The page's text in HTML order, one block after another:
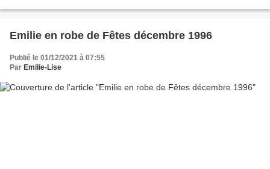
Emilie en robe de Fêtes décembre 1996
Publié le 01/12/2021 à 07:55
Par Emilie-Lise